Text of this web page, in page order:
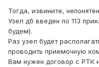
Тогда, извините,
Узел дб введен по 113
будем).
Раз узел будет
проводить приемочную
Вам нужен договор с РТК